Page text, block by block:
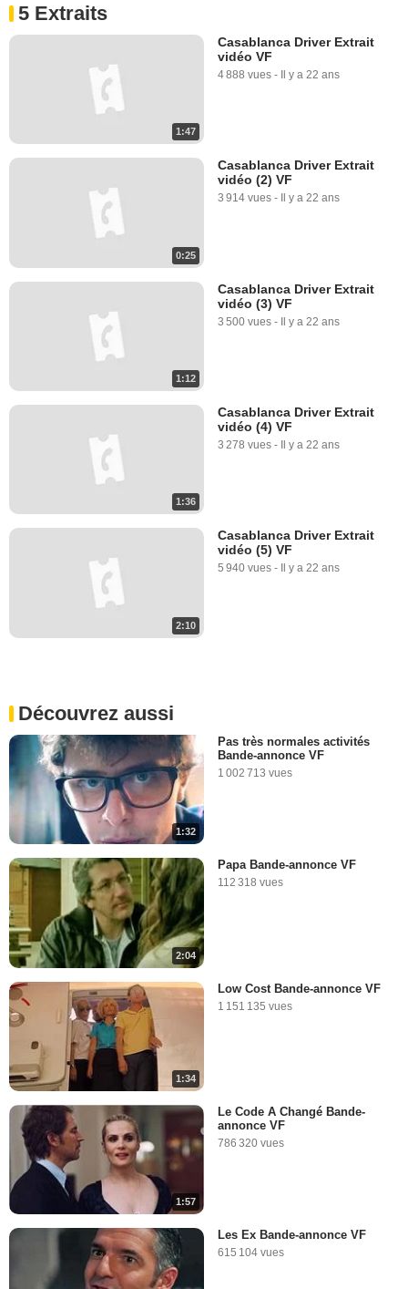
5 Extraits
1:47
Casablanca Driver Extrait
vidéo VF
4 888 vues - Il y a 22 ans
0:25
Casablanca Driver Extrait
vidéo (2) VF
3 914 vues - Il y a 22 ans
1:12
Casablanca Driver Extrait
vidéo (3) VF
3 500 vues - Il y a 22 ans
1:36
Casablanca Driver Extrait
vidéo (4) VF
3 278 vues - Il y a 22 ans
2:10
Casablanca Driver Extrait
vidéo (5) VF
5 940 vues - Il y a 22 ans
Découvrez aussi
1:32
Pas très normales activités
Bande-annonce VF
1 002 713 vues
2:04
Papa Bande-annonce VF
112 318 vues
1:34
Low Cost Bande-annonce VF
1 151 135 vues
1:57
Le Code A Changé Bande-
annonce VF
786 320 vues
Les Ex Bande-annonce VF
615 104 vues